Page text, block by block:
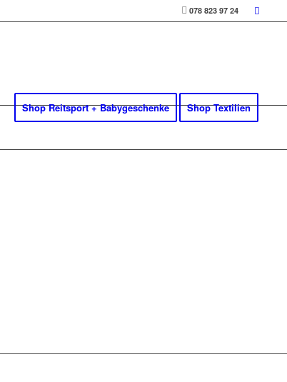
078 823 97 24
Shop Reitsport + Babygeschenke Shop Textilien